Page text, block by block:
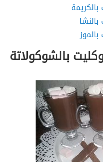
بالشوكولاتة